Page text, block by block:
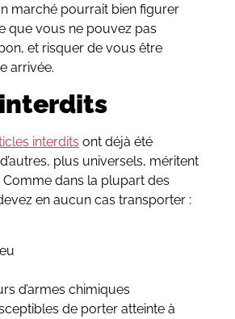
marché pourrait bien figurer
que vous ne pouvez pas
et risquer de vous être
arrivée.
interdits ont déjà été
plus universels, méritent
Comme dans la plupart des
en aucun cas transporter :
d’armes chimiques
de porter atteinte à